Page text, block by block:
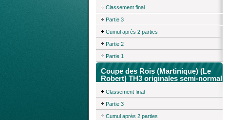
Classement final
Partie 3
Cumul après 2 parties
Partie 2
Partie 1
Coupe des Rois (Martinique) (Le
Robert) TH3 originales semi-normal
Classement final
Partie 3
Cumul après 2 parties